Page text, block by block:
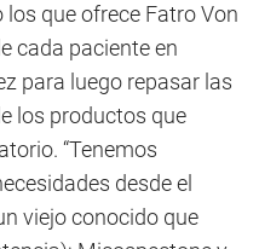
que ofrece Fatro Von
cada paciente en
para luego repasar las
los productos que
“Tenemos
desde el
viejo conocido que